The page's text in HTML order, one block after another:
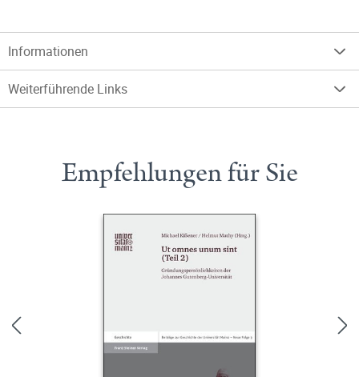
Informationen
Weiterführende Links
Empfehlungen für Sie